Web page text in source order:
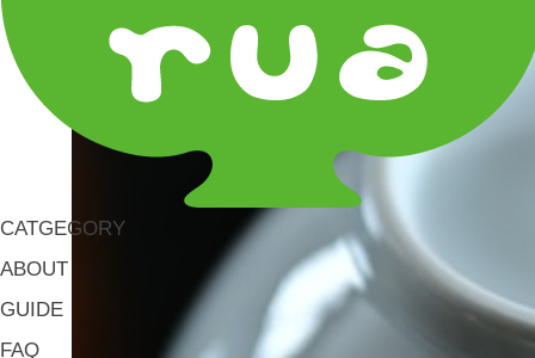
CATGEGORY
ABOUT
GUIDE
FAQ